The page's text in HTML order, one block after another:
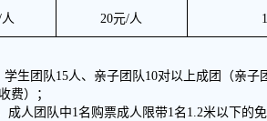
人 20元/人
学生团队15人、亲子团队10对以上成团（亲子
费）；
成人团队中1名购票成人限带1名1.2米以下的